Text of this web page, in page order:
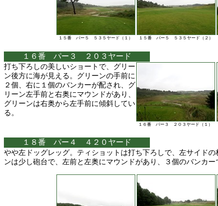
１５番 パー５ ５３５ヤード（２）
１５番 パー５ ５３５ヤード（１）
１６番 パー３ ２０３ヤード
１６番 パー３ ２０３ヤード（１）
打ち下ろしの美しいショートで、グリー
ン後方に海が見える。グリーンの手前に
２個、右に１個のバンカーが配され、グ
リーン左手前と右奥にマウンドがあり、
グリーンは右奥から左手前に傾斜してい
る。
１８番 パー４ ４２０ヤード
やや左ドッグレッグ。ティショットは打ち下ろしで、左サイド
ンは少し砲台で、左前と左奥にマウンドがあり、３個のバンカ